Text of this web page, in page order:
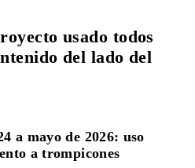
usado todos
del lado del
a mayo de 2026: uso
a trompicones